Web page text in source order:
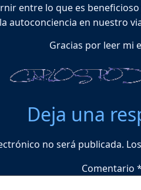
entre lo que es
autoconciencia en nuestro
Gracias por leer mi
Deja una
no será publicada.
Comentario *